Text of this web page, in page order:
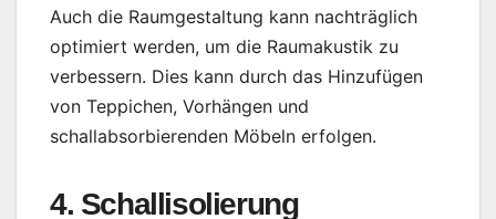
Auch die Raumgestaltung kann nachträglich
optimiert werden, um die Raumakustik zu
verbessern. Dies kann durch das Hinzufügen
von Teppichen, Vorhängen und
schallabsorbierenden Möbeln erfolgen.
4. Schallisolierung